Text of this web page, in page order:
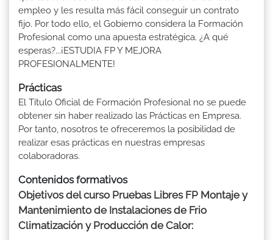
empleo y les resulta más fácil conseguir un contrato
fijo. Por todo ello, el Gobierno considera la Formación
Profesional como una apuesta estratégica. ¿A qué
esperas?...¡ESTUDIA FP Y MEJORA
PROFESIONALMENTE!
Prácticas
El Título Oficial de Formación Profesional no se puede
obtener sin haber realizado las Prácticas en Empresa.
Por tanto, nosotros te ofreceremos la posibilidad de
realizar esas prácticas en nuestras empresas
colaboradoras.
Contenidos formativos
Objetivos del curso Pruebas Libres FP Montaje y
Mantenimiento de Instalaciones de Frio
Climatización y Producción de Calor: